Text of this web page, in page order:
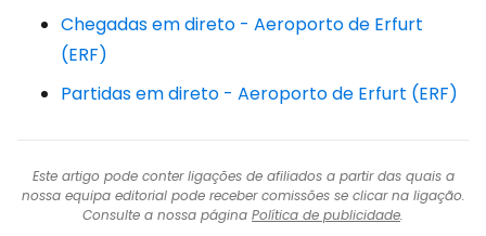
Chegadas em direto - Aeroporto de Erfurt
(ERF)
Partidas em direto - Aeroporto de Erfurt (ERF)
Este artigo pode conter ligações de afiliados a partir das quais a
nossa equipa editorial pode receber comissões se clicar na ligação.
Consulte a nossa página Política de publicidade.